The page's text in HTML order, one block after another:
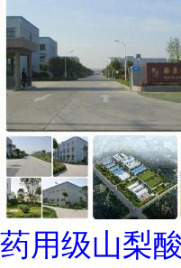
药用级山梨